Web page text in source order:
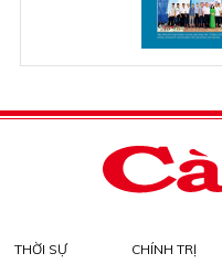
THỜI SỰ CHÍNH TRỊ